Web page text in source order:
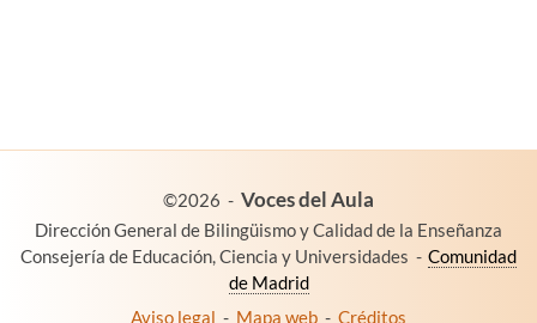
©2026 - Voces del Aulaes un proyecto de:
Dirección General de Bilingüismo y Calidad de la Enseñanza
Consejería de Educación, Ciencia y Universidades - Comunidad
de Madrid
Aviso legal - Mapa web - Créditos